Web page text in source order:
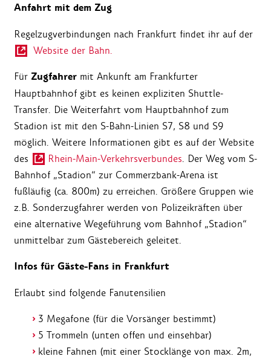
Anfahrt mit dem Zug
Regelzugverbindungen nach Frankfurt findet ihr auf der
Website der Bahn.
Für Zugfahrer mit Ankunft am Frankfurter
Hauptbahnhof gibt es keinen expliziten Shuttle-
Transfer. Die Weiterfahrt vom Hauptbahnhof zum
Stadion ist mit den S-Bahn-Linien S7, S8 und S9
möglich. Weitere Informationen gibt es auf der Website
des
Rhein-Main-Verkehrsverbundes. Der Weg vom S-
Bahnhof „Stadion“ zur Commerzbank-Arena ist
fußläufig (ca. 800m) zu erreichen. Größere Gruppen wie
z.B. Sonderzugfahrer werden von Polizeikräften über
eine alternative Wegeführung vom Bahnhof „Stadion“
unmittelbar zum Gästebereich geleitet.
Infos für Gäste-Fans in Frankfurt
Erlaubt sind folgende Fanutensilien
3 Megafone (für die Vorsänger bestimmt)
5 Trommeln (unten offen und einsehbar)
kleine Fahnen (mit einer Stocklänge von max. 2m,